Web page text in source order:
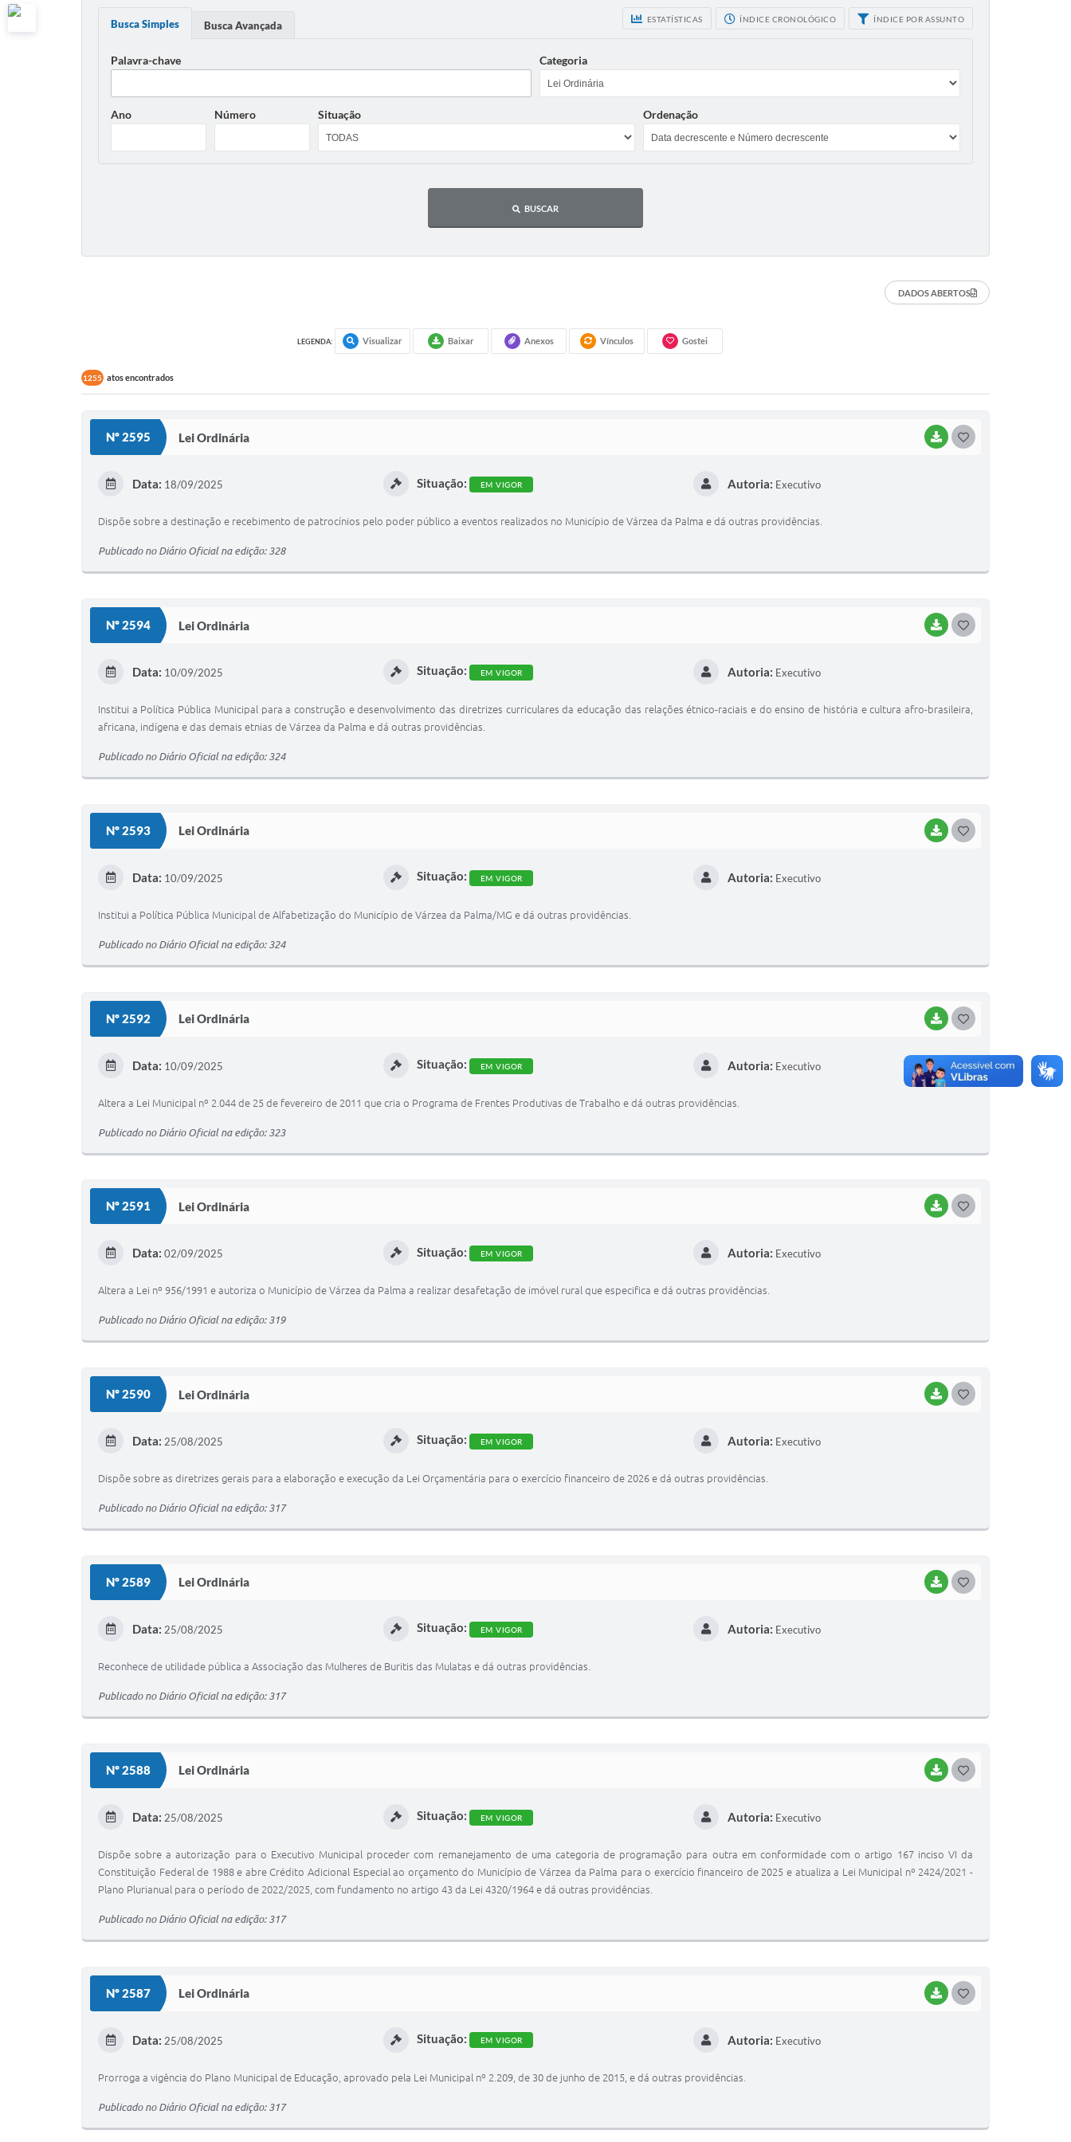
ESTATÍSTICAS ÍNDICE CRONOLÓGICO ÍNDICE POR ASSUNTO
Busca Simples Busca Avançada
Palavra-chave Categoria
Ano Número Situação Ordenação
BUSCAR
DADOS ABERTOS
LEGENDA: Visualizar Baixar Anexos Vínculos Gostei
1255 atos encontrados
Nº 2595 Lei Ordinária BAIXAR
Data: 18/09/2025 Situação: EM VIGOR Autoria: Executivo
Dispõe sobre a destinação e recebimento de patrocínios pelo poder público a eventos realizados no Município de Várzea da Palma e dá outras providências.
Publicado no Diário Oficial na edição: 328
Nº 2594 Lei Ordinária BAIXAR
Data: 10/09/2025 Situação: EM VIGOR Autoria: Executivo
Institui a Política Pública Municipal para a construção e desenvolvimento das diretrizes curriculares da educação das relações étnico-raciais e do ensino de história e cultura afro-brasileira,
africana, indígena e das demais etnias de Várzea da Palma e dá outras providências.
Publicado no Diário Oficial na edição: 324
Nº 2593 Lei Ordinária BAIXAR
Data: 10/09/2025 Situação: EM VIGOR Autoria: Executivo
Institui a Política Pública Municipal de Alfabetização do Município de Várzea da Palma/MG e dá outras providências.
Publicado no Diário Oficial na edição: 324
Nº 2592 Lei Ordinária BAIXAR
S
Data: 10/09/2025 Situação: EM VIGOR Autoria: Executivo
Altera a Lei Municipal nº 2.044 de 25 de fevereiro de 2011 que cria o Programa de Frentes Produtivas de Trabalho e dá outras providências.
Publicado no Diário Oficial na edição: 323
Nº 2591 Lei Ordinária BAIXAR
Data: 02/09/2025 Situação: EM VIGOR Autoria: Executivo
Altera a Lei nº 956/1991 e autoriza o Município de Várzea da Palma a realizar desafetação de imóvel rural que especifica e dá outras providências.
Publicado no Diário Oficial na edição: 319
Nº 2590 Lei Ordinária BAIXAR
Data: 25/08/2025 Situação: EM VIGOR Autoria: Executivo
Dispõe sobre as diretrizes gerais para a elaboração e execução da Lei Orçamentária para o exercício financeiro de 2026 e dá outras providências.
Publicado no Diário Oficial na edição: 317
Nº 2589 Lei Ordinária BAIXAR
Data: 25/08/2025 Situação: EM VIGOR Autoria: Executivo
Reconhece de utilidade pública a Associação das Mulheres de Buritis das Mulatas e dá outras providências.
Publicado no Diário Oficial na edição: 317
Nº 2588 Lei Ordinária BAIXAR
Data: 25/08/2025 Situação: EM VIGOR Autoria: Executivo
Dispõe sobre a autorização para o Executivo Municipal proceder com remanejamento de uma categoria de programação para outra em conformidade com o artigo 167 inciso VI da
Constituição Federal de 1988 e abre Crédito Adicional Especial ao orçamento do Município de Várzea da Palma para o exercício financeiro de 2025 e atualiza a Lei Municipal nº 2424/2021 -
Plano Plurianual para o período de 2022/2025, com fundamento no artigo 43 da Lei 4320/1964 e dá outras providências.
Publicado no Diário Oficial na edição: 317
Nº 2587 Lei Ordinária BAIXAR
Data: 25/08/2025 Situação: EM VIGOR Autoria: Executivo
Prorroga a vigência do Plano Municipal de Educação, aprovado pela Lei Municipal nº 2.209, de 30 de junho de 2015, e dá outras providências.
Publicado no Diário Oficial na edição: 317